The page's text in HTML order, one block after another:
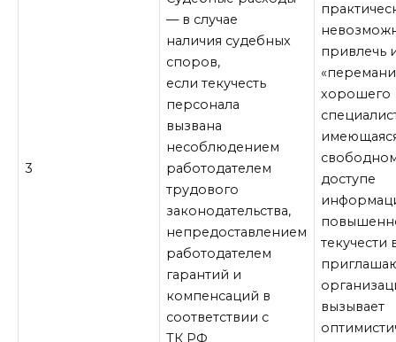
3
— в случае
наличия судебных
споров,
если текучесть
персонала
вызвана
несоблюдением
работодателем
трудового
законодательства,
непредоставлением
работодателем
гарантий и
компенсаций в
соответствии с
ТК РФ
привлечь
хорошего
доступе
текучести
вызывает